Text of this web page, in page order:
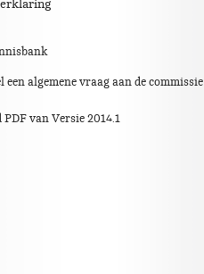
een algemene vraag aan de commissie
van Versie 2014.1